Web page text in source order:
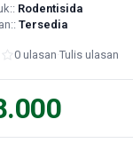
Rodentisida
Tersedia
0 ulasan Tulis ulasan